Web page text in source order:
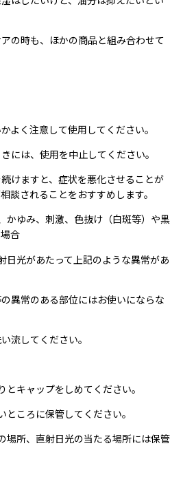
の時も、ほかの商品と組み合わせて
よく注意して使用してください。
には、使用を中止してください。
けますと、症状を悪化させることが
談されることをおすすめします。
かゆみ、刺激、色抜け（白斑等）や黒
合
日光があたって上記のような異常があ
異常のある部位にはお使いにならな
流してください。
とキャップをしめてください。
ところに保管してください。
場所、直射日光の当たる場所には保管